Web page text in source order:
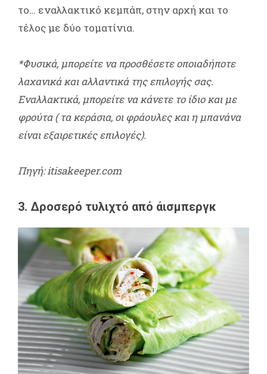
το… εναλλακτικό κεμπάπ, στην αρχή και το
τέλος με δύο τοματίνια.
*Φυσικά, μπορείτε να προσθέσετε οποιαδήποτε
λαχανικά και αλλαντικά της επιλογής σας.
Εναλλακτικά, μπορείτε να κάνετε το ίδιο και με
φρούτα ( τα κεράσια, οι φράουλες και η μπανάνα
είναι εξαιρετικές επιλογές).
Πηγή: itisakeeper.com
3. Δροσερό τυλιχτό από άισμπεργκ